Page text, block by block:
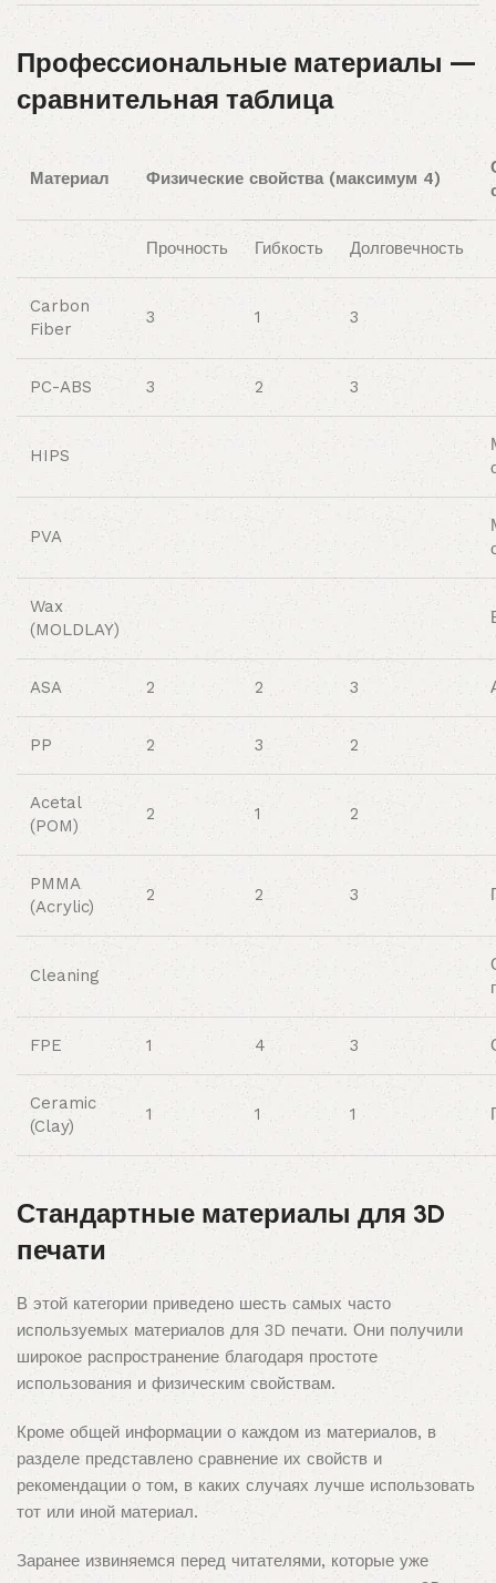
Профессиональные материалы —
сравнительная таблица
Материал Физические свойства (максимум 4)
Прочность Гибкость Долговечность
Carbon
Fiber
3 1 3
PC-ABS 3 2 3
HIPS
PVA
Wax
(MOLDLAY)
ASA 2 2 3
PP 2 3 2
Acetal
(POM)
2 1 2
PMMA
(Acrylic)
2 2 3
Cleaning
FPE 1 4 3
Ceramic
(Clay)
1 1 1
Стандартные материалы для 3D
печати
В этой категории приведено шесть самых часто
используемых материалов для 3D печати. Они получили
широкое распространение благодаря простоте
использования и физическим свойствам.
Кроме общей информации о каждом из материалов, в
разделе представлено сравнение их свойств и
рекомендации о том, в каких случаях лучше использовать
тот или иной материал.
Заранее извиняемся перед читателями, которые уже